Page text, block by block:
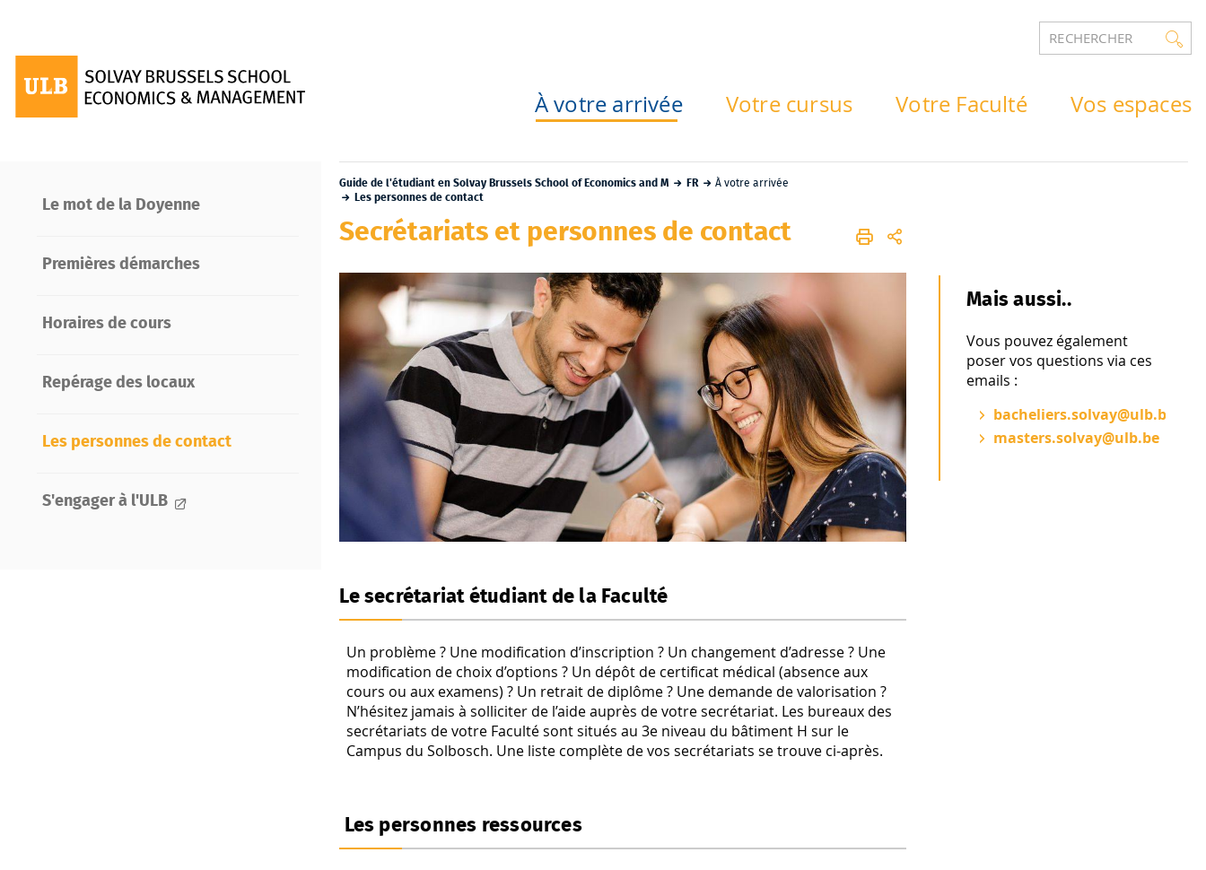
RECHERCHER
À votre arrivée Votre cursus Votre Faculté Vos espaces
Le mot de la Doyenne
Premières démarches
Horaires de cours
Repérage des locaux
Les personnes de contact
S'engager à l'ULB
Guide de l'étudiant en Solvay Brussels School of Economics and M FR
À votre arrivée
Les personnes de contact
Secrétariats et personnes de contact
Le secrétariat étudiant de la Faculté
Un problème ? Une modification d’inscription ? Un changement d’adresse ? Une
modification de choix d’options ? Un dépôt de certificat médical (absence aux
cours ou aux examens) ? Un retrait de diplôme ? Une demande de valorisation ?
N’hésitez jamais à solliciter de l’aide auprès de votre secrétariat. Les bureaux des
secrétariats de votre Faculté sont situés au 3e niveau du bâtiment H sur le
Campus du Solbosch. Une liste complète de vos secrétariats se trouve ci-après.
Les personnes ressources
Mais aussi..
Vous pouvez également
poser vos questions via ces
emails :
bacheliers.solvay@ulb.be
masters.solvay@ulb.be